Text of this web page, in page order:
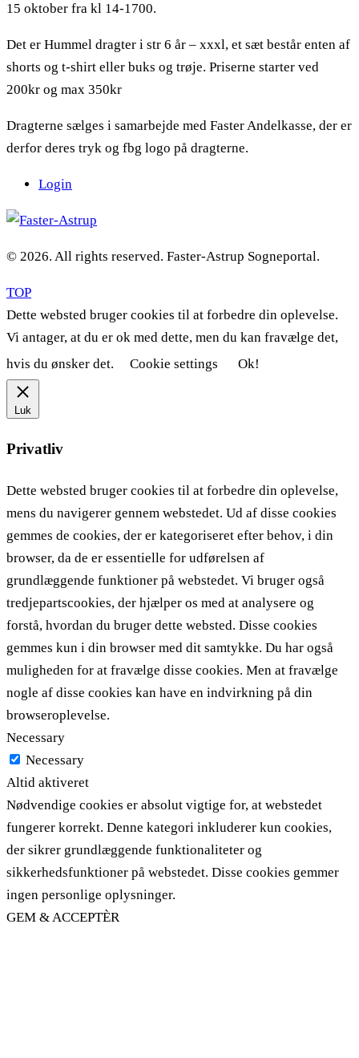
15 oktober fra kl 14-1700.
Det er Hummel dragter i str 6 år – xxxl, et sæt består enten af
shorts og t-shirt eller buks og trøje. Priserne starter ved
200kr og max 350kr
Dragterne sælges i samarbejde med Faster Andelkasse, der er
derfor deres tryk og fbg logo på dragterne.
Login
© 2026. All rights reserved. Faster-Astrup Sogneportal.
TOP
Dette websted bruger cookies til at forbedre din oplevelse.
Vi antager, at du er ok med dette, men du kan fravælge det,
hvis du ønsker det.
Cookie settings Ok!
Luk
Privatliv
Dette websted bruger cookies til at forbedre din oplevelse,
mens du navigerer gennem webstedet. Ud af disse cookies
gemmes de cookies, der er kategoriseret efter behov, i din
browser, da de er essentielle for udførelsen af ​​
grundlæggende funktioner på webstedet. Vi bruger også
tredjepartscookies, der hjælper os med at analysere og
forstå, hvordan du bruger dette websted. Disse cookies
gemmes kun i din browser med dit samtykke. Du har også
muligheden for at fravælge disse cookies. Men at fravælge
nogle af disse cookies kan have en indvirkning på din
browseroplevelse.
Necessary
Necessary
Altid aktiveret
Nødvendige cookies er absolut vigtige for, at webstedet
fungerer korrekt. Denne kategori inkluderer kun cookies,
der sikrer grundlæggende funktionaliteter og
sikkerhedsfunktioner på webstedet. Disse cookies gemmer
ingen personlige oplysninger.
GEM & ACCEPTÈR